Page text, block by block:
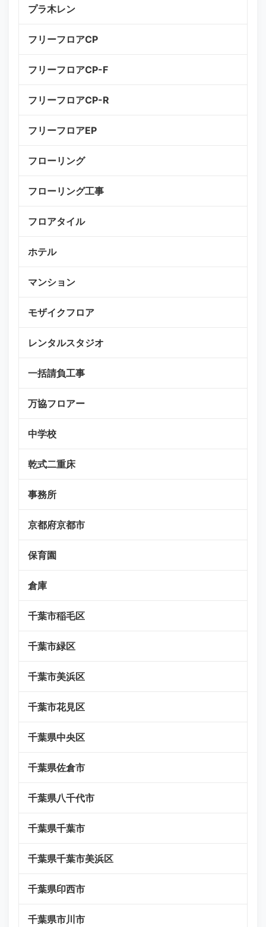
プラ木レン
フリーフロアCP
フリーフロアCP-F
フリーフロアCP-R
フリーフロアEP
フローリング
フローリング工事
フロアタイル
ホテル
マンション
モザイクフロア
レンタルスタジオ
一括請負工事
万協フロアー
中学校
乾式二重床
事務所
京都府京都市
保育園
倉庫
千葉市稲毛区
千葉市緑区
千葉市美浜区
千葉市花見区
千葉県中央区
千葉県佐倉市
千葉県八千代市
千葉県千葉市
千葉県千葉市美浜区
千葉県印西市
千葉県市川市